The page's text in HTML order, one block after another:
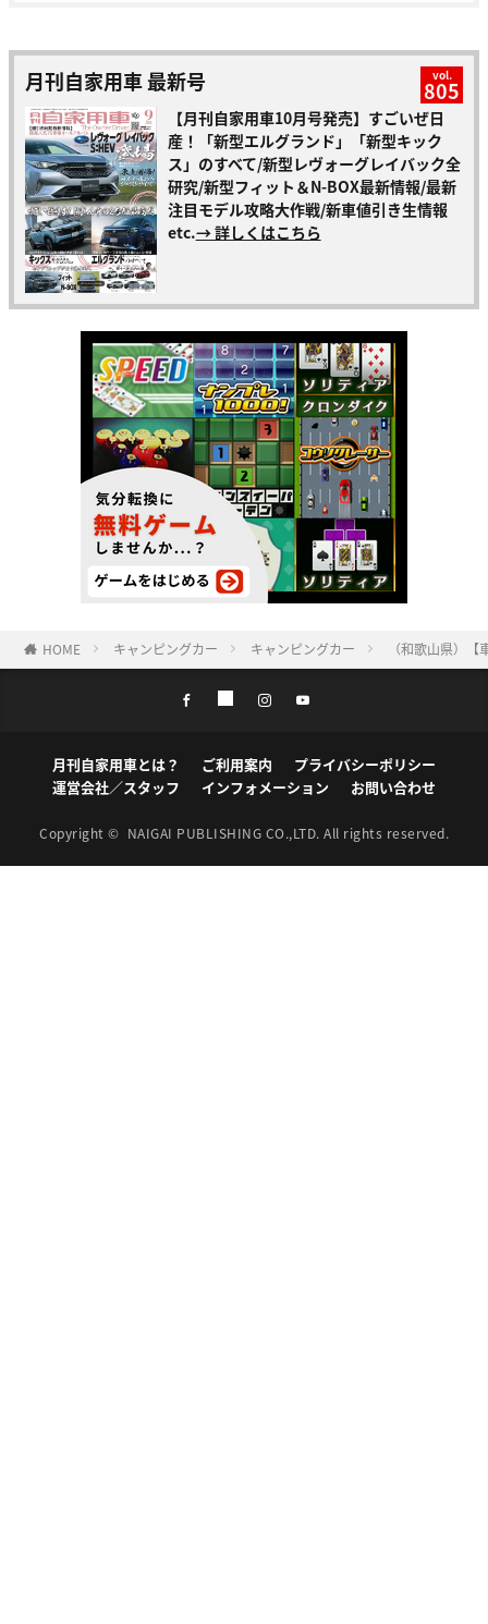
月刊自家用車 最新号 vol.
805
【月刊自家用車10月号発売】すごいぜ日
産！「新型エルグランド」「新型キック
ス」のすべて/新型レヴォーグレイバック全
研究/新型フィット＆N-BOX最新情報/最新
注目モデル攻略大作戦/新車値引き生情報
etc.→ 詳しくはこちら
HOME キャンピングカー キャンピングカー （和歌山県）
月刊自家用車とは？ ご利用案内
プライバシーポリシー
運営会社／スタッフ
インフォメーション お問い合わせ
Copyright © NAIGAI PUBLISHING CO.,LTD. All rights reserved.